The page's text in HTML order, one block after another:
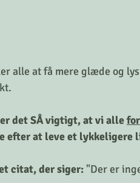
alle at få mere glæde og
det SÅ vigtigt, at vi alle
efter at leve et lykkeligere
citat, der siger: "Der er